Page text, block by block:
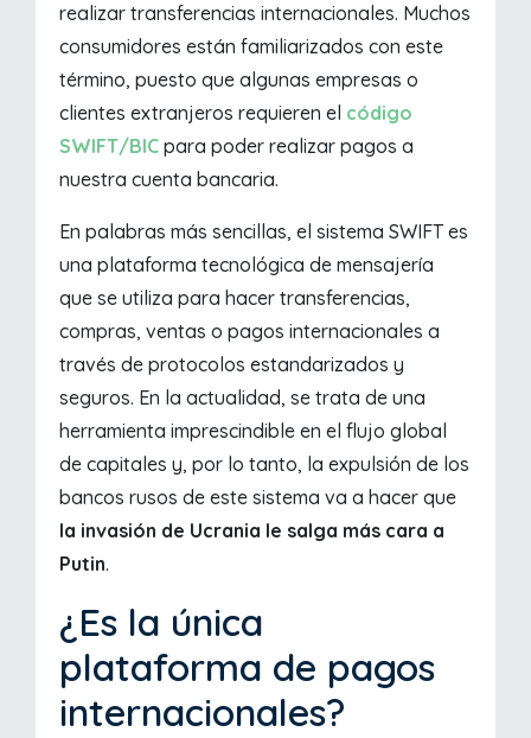
realizar transferencias internacionales. Muchos
consumidores están familiarizados con este
término, puesto que algunas empresas o
clientes extranjeros requieren el código
SWIFT/BIC para poder realizar pagos a
nuestra cuenta bancaria.
En palabras más sencillas, el sistema SWIFT es
una plataforma tecnológica de mensajería
que se utiliza para hacer transferencias,
compras, ventas o pagos internacionales a
través de protocolos estandarizados y
seguros. En la actualidad, se trata de una
herramienta imprescindible en el flujo global
de capitales y, por lo tanto, la expulsión de los
bancos rusos de este sistema va a hacer que
la invasión de Ucrania le salga más cara a
Putin.
¿Es la única
plataforma de pagos
internacionales?